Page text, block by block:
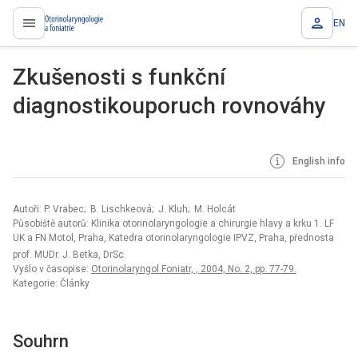
proLékaře.cz EN
Zkušenosti s funkční
diagnostikouporuch rovnováhy
English info
Autoři: P. Vrabec; B. Lischkeová; J. Kluh; M. Holcát
Působiště autorů: Klinika otorinolaryngologie a chirurgie hlavy a krku 1. LF
UK a FN Motol, Praha, Katedra otorinolaryngologie IPVZ, Praha, přednosta
prof. MUDr. J. Betka, DrSc.
Vyšlo v časopise: Otorinolaryngol Foniatr, , 2004, No. 2, pp. 77-79.
Kategorie: Články
Souhrn